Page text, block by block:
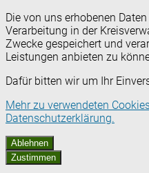
Die von uns erhobenen
Verarbeitung in der
Zwecke gespeichert und
Leistungen anbieten zu
Dafür bitten wir um Ihr
Mehr zu verwendeten
Datenschutzerklärung.
Ablehnen
Zustimmen